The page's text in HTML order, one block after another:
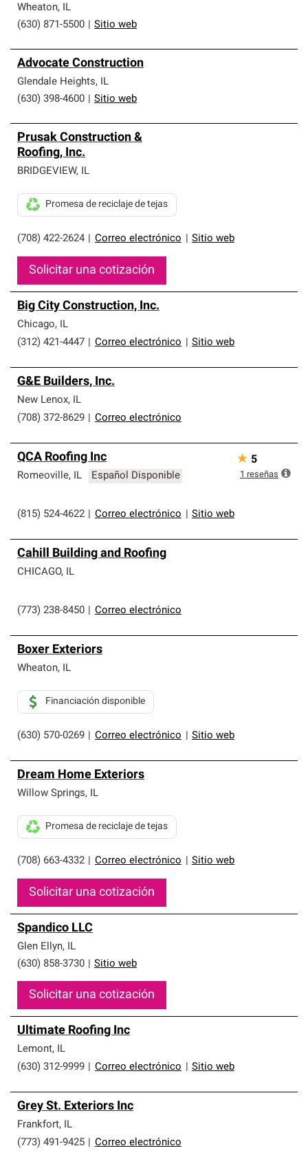
Wheaton, IL
(630) 871-5500
Sitio web
Advocate Construction
Glendale Heights, IL
(630) 398-4600
Sitio web
Prusak Construction &
Roofing, Inc.
BRIDGEVIEW, IL
(708) 422-2624 Correo electrónico Sitio web
Promesa de reciclaje de tejas
Solicitar una cotización
Big City Construction, Inc.
Chicago, IL
(312) 421-4447
Correo electrónico Sitio web
G&E Builders, Inc.
New Lenox, IL
(708) 372-8629
Correo electrónico
QCA Roofing Inc
Romeoville, IL Español Disponible
(815) 524-4622 Correo electrónico Sitio web
★ 5
1 reseñas
Cahill Building and Roofing
CHICAGO, IL
(773) 238-8450 Correo electrónico
Boxer Exteriors
Wheaton, IL
(630) 570-0269 Correo electrónico Sitio web
Financiación disponible
Dream Home Exteriors
Willow Springs, IL
(708) 663-4332 Correo electrónico Sitio web
Promesa de reciclaje de tejas
Solicitar una cotización
Spandico LLC
Glen Ellyn, IL
(630) 858-3730
Sitio web
Solicitar una cotización
Ultimate Roofing Inc
Lemont, IL
(630) 312-9999
Correo electrónico Sitio web
Grey St. Exteriors Inc
Frankfort, IL
(773) 491-9425
Correo electrónico